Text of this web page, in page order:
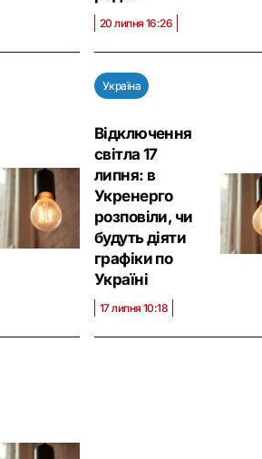
20 липня 16:26
Україна
Відключення
світла 17
липня: в
Укренерго
розповіли, чи
будуть діяти
графіки по
Україні
17 липня 10:18